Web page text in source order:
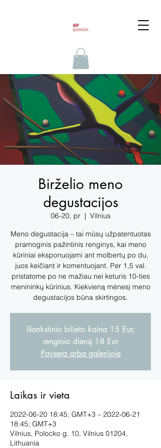
Birželio meno
degustacijos
06-20, pr
  |
Vilnius
Meno degustacija – tai mūsų užpatentuotas
pramoginis pažintinis renginys, kai meno
kūriniai eksponuojami ant molbertų po du,
juos keičiant ir komentuojant. Per 1,5 val.
pristatome po ne mažiau nei keturis 10-ties
menininkų kūrinius. Kiekvieną mėnesį meno
degustacijos būna skirtingos.
Išankstinio bilieto kaina 15 Eur,
renginio dieną 18 Eur
Paysera arba galerijoje
Laikas ir vieta
2022-06-20 18:45; GMT+3 – 2022-06-21
18:45; GMT+3
Vilnius, Polocko g. 10, Vilnius 01204,
Lithuania